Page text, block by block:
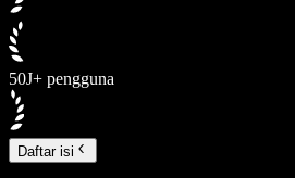
50J+ pengguna
Daftar isi